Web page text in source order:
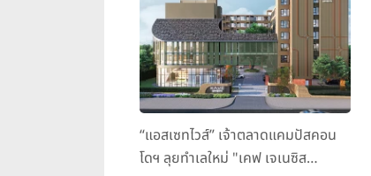
“แอสเซทไวส์” เจ้าตลาดแคมปัสคอน
โดฯ ลุยทำเลใหม่ "เคฟ เจเนซิส